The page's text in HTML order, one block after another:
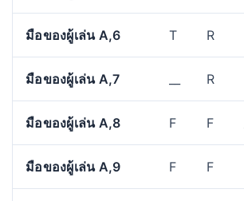
มือของผู้เล่น A,6 T R
มือของผู้เล่น A,7 R
มือของผู้เล่น A,8 F F
มือของผู้เล่น A,9 F F